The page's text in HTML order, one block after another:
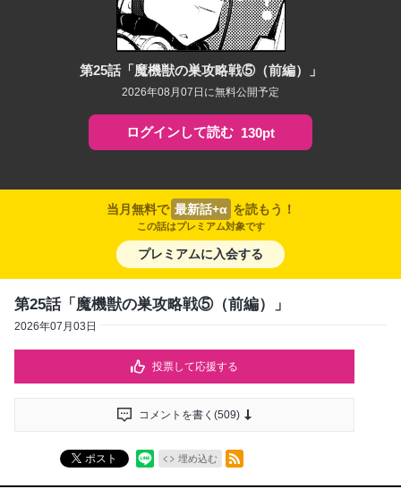
第25話「魔機獣の巣攻略戦⑤（前編）」
2026年08月07日に無料公開予定
ログインして読む 130pt
当月無料で 最新話+α を読もう！
この話はプレミアム対象です
プレミアムに入会する
第25話「魔機獣の巣攻略戦⑤（前編）」
2026年07月03日
投票して応援する
コメントを書く(509)
ポスト 埋め込む
RSSフィード